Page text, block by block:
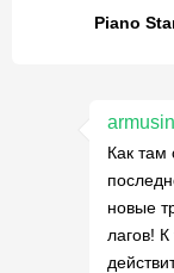
Piano
Как там
новые
лагов!